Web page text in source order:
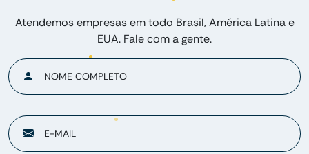
Atendemos empresas em todo Brasil, América Latina e
EUA. Fale com a gente.
NOME COMPLETO
E-MAIL